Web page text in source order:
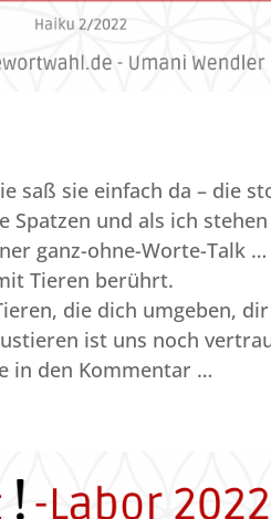
saß sie einfach da – die
und als ich
ganz-ohne-Worte-Talk
Tieren berührt.
die dich umgeben,
ist uns noch
in den Kommentar …